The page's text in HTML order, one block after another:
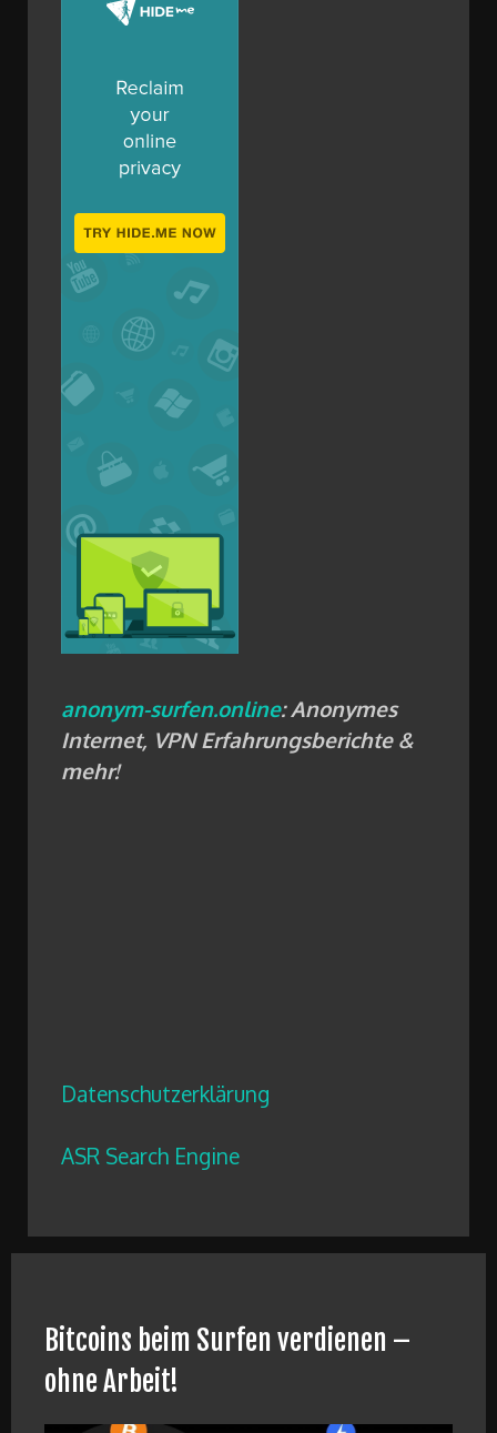
anonym-surfen.online: Anonymes
Internet, VPN Erfahrungsberichte &
mehr!
Datenschutzerklärung
ASR Search Engine
Bitcoins beim Surfen verdienen –
ohne Arbeit!